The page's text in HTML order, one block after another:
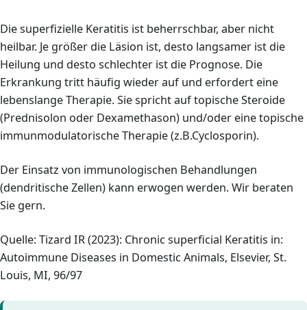
Die superfizielle Keratitis ist beherrschbar, aber nicht
heilbar. Je größer die Läsion ist, desto langsamer ist die
Heilung und desto schlechter ist die Prognose. Die
Erkrankung tritt häufig wieder auf und erfordert eine
lebenslange Therapie. Sie spricht auf topische Steroide
(Prednisolon oder Dexamethason) und/oder eine topische
immunmodulatorische Therapie (z.B.Cyclosporin).
Der Einsatz von immunologischen Behandlungen
(dendritische Zellen) kann erwogen werden. Wir beraten
Sie gern.
Quelle: Tizard IR (2023): Chronic superficial Keratitis in:
Autoimmune Diseases in Domestic Animals, Elsevier, St.
Louis, MI, 96/97